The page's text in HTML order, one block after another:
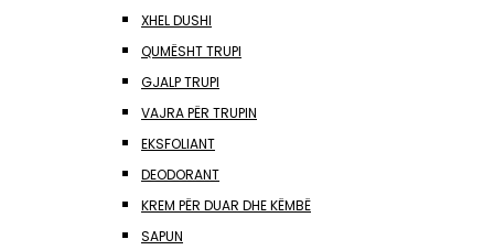
XHEL DUSHI
QUMËSHT TRUPI
GJALP TRUPI
VAJRA PËR TRUPIN
EKSFOLIANT
DEODORANT
KREM PËR DUAR DHE KËMBË
SAPUN